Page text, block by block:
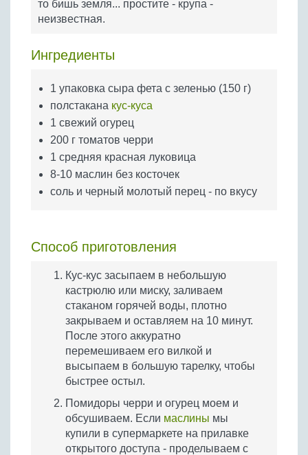
Бобовые
то бишь земля... простите - крупа -
неизвестная.
Ингредиенты
1 упаковка сыра фета с зеленью (150 г)
полстакана кус-куса
1 свежий огурец
200 г томатов черри
1 средняя красная луковица
8-10 маслин без косточек
соль и черный молотый перец - по вкусу
Способ приготовления
Кус-кус засыпаем в небольшую
кастрюлю или миску, заливаем
стаканом горячей воды, плотно
закрываем и оставляем на 10 минут.
После этого аккуратно
перемешиваем его вилкой и
высыпаем в большую тарелку, чтобы
быстрее остыл.
Помидоры черри и огурец моем и
обсушиваем. Если маслины мы
купили в супермаркете на прилавке
открытого доступа - проделываем с